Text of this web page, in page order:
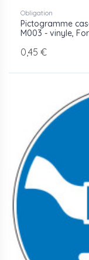
Obligation
Pictogramme
M003 - vinyle,
0,45 €